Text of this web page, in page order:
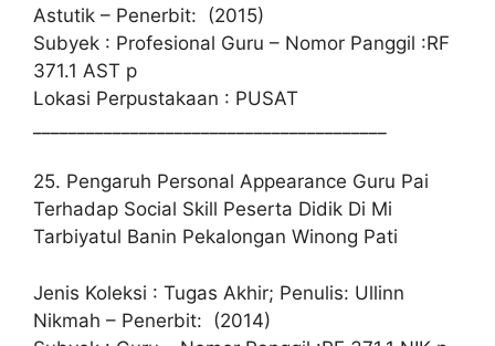
Astutik – Penerbit: (2015)
Subyek : Profesional Guru – Nomor Panggil :RF
371.1 AST p
Lokasi Perpustakaan : PUSAT
25. Pengaruh Personal Appearance Guru Pai
Terhadap Social Skill Peserta Didik Di Mi
Tarbiyatul Banin Pekalongan Winong Pati
Jenis Koleksi : Tugas Akhir; Penulis: Ullinn
Nikmah – Penerbit: (2014)